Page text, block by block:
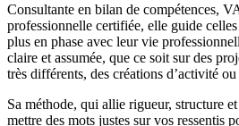
Consultante en bilan de compétences,
professionnelle certifiée, elle guide
plus en phase avec leur vie
claire et assumée, que ce soit sur des
très différents, des créations d’activité
Sa méthode, qui allie rigueur, structure
mettre des mots justes sur vos ressentis